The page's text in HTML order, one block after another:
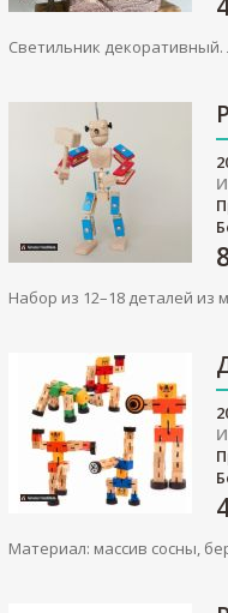
Светильник декоративный.
Набор из 12–18 деталей из
Материал: массив сосны,